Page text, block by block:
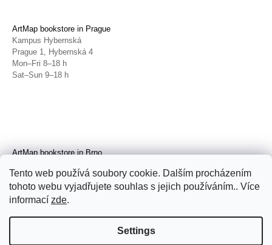
Tento web používá soubory cookie. Dalším procházením
tohoto webu vyjadřujete souhlas s jejich používáním.. Více
informací zde.
Settings
ArtMap bookstore in Prague
Kampus Hybernská
Prague 1, Hybernská 4
Mon–Fri 8–18 h
Sat–Sun 9–18 h
ArtMap bookstore in Brno
Brno, Radnická 4
Tue–Fri 11–19 h
Sat 14–19 h